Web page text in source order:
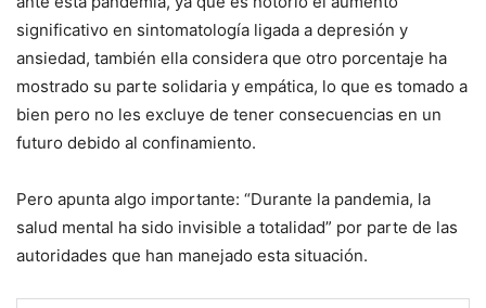
significativo en sintomatología ligada a depresión y
ansiedad, también ella considera que otro porcentaje ha
mostrado su parte solidaria y empática, lo que es tomado a
bien pero no les excluye de tener consecuencias en un
futuro debido al confinamiento.
Pero apunta algo importante: “Durante la pandemia, la
salud mental ha sido invisible a totalidad” por parte de las
autoridades que han manejado esta situación.